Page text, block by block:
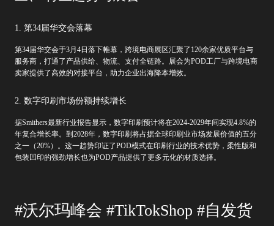
1. 第34届华交会落幕
第34届华交会于3月4日落下帷幕，跨境电商展区汇聚了120余家优质平台与
服务商，打通了产品供给、物流、支付全链路。展会为POD工厂与跨境电商
卖家提供了高效的对接平台，助力企业出海降本增效。
2. 数字印刷市场份额持续增长
据Smithers最新行业报告显示，数字印刷预计将在2024-2029年间实现4.8%的
年复合增长率。到2028年，数字印刷将占据全球印刷业市场发展价值的五分
之一（20%）。这一趋势印证了POD模式在印刷行业的技术优势，柔性版和
包装凹印的强劲增长也为POD产品提供了更多元化的材质选择。
#沃尔玛峰会 #TikTokShop #自发货